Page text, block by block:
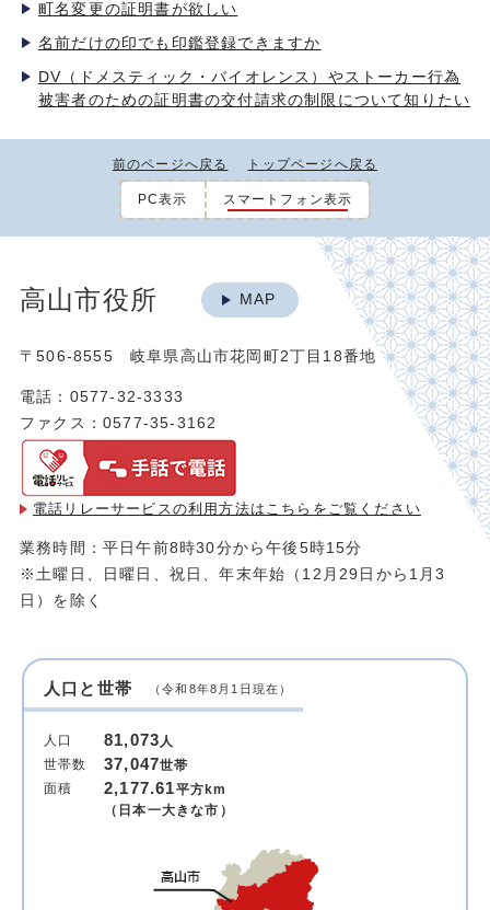
町名変更の証明書が欲しい
名前だけの印でも印鑑登録できますか
DV（ドメスティック・バイオレンス）やストーカー行為
被害者のための証明書の交付請求の制限について知りたい
前のページへ戻る トップページへ戻る
PC表示 スマートフォン表示
高山市役所 MAP
〒506-8555 岐阜県高山市花岡町2丁目18番地
電話：0577-32-3333
ファクス：0577-35-3162
電話リレーサービスの利用方法は こちらをご覧ください
業務時間：平日午前8時30分から午後5時15分
※土曜日、日曜日、祝日、年末年始（12月29日から1月3
日）を除く
人口と世帯 （令和8年8月1日現在）
人口 81,073人
世帯数
37,047世帯
面積
2,177.61平方km
（日本一大きな市）